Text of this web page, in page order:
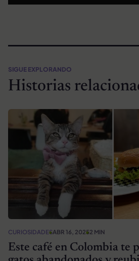
SIGUE EXPLORANDO
Historias
CURIOSIDADESABR 16, 20252 MIN
Este café en Colombia te